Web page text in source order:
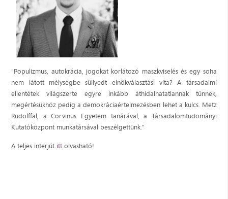
"Populizmus, autokrácia, jogokat korlátozó maszkviselés és egy soha
nem látott mélységbe süllyedt elnökválasztási vita? A társadalmi
ellentétek világszerte egyre inkább áthidalhatatlannak tűnnek,
megértésükhöz pedig a demokráciaértelmezésben lehet a kulcs. Metz
Rudolffal, a Corvinus Egyetem tanárával, a Társadalomtudományi
Kutatóközpont munkatársával beszélgettünk."
A teljes interjút ittolvasható!